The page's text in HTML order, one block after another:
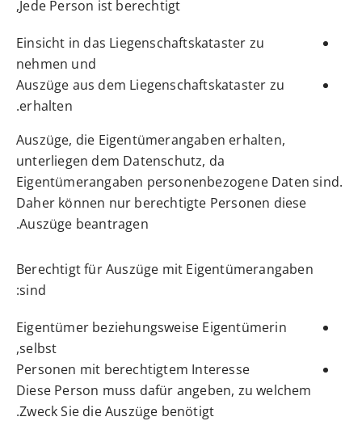
Jede Person ist berechtigt,
Einsicht in das Liegenschaftskataster zu
nehmen und
Auszüge aus dem Liegenschaftskataster zu
erhalten.
Auszüge, die Eigentümerangaben erhalten,
unterliegen dem Datenschutz, da
Eigentümerangaben personenbezogene Daten sind.
Daher können nur berechtigte Personen diese
Auszüge beantragen.
Berechtigt für Auszüge mit Eigentümerangaben
sind:
Eigentümer beziehungsweise Eigentümerin
selbst,
Personen mit berechtigtem Interesse
Diese Person muss dafür angeben, zu welchem
Zweck Sie die Auszüge benötigt.